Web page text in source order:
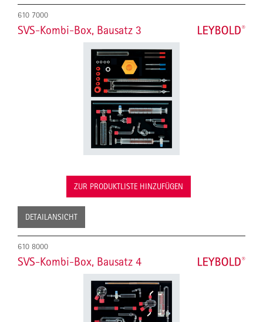
610 7000
SVS-Kombi-Box, Bausatz 3
ZUR PRODUKTLISTE HINZUFÜGEN
DETAILANSICHT
610 8000
SVS-Kombi-Box, Bausatz 4